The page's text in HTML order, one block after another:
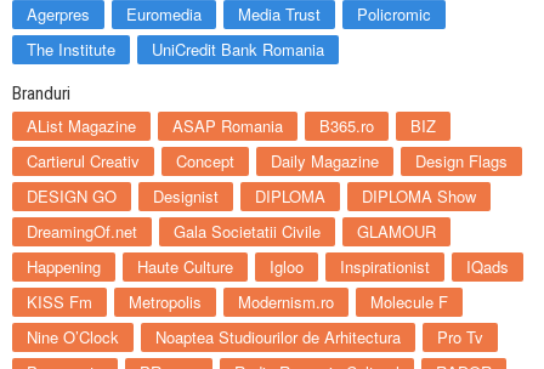
Agerpres Euromedia Media Trust
Policromic
The Institute
UniCredit Bank Romania
Branduri
AList Magazine ASAP Romania B365.ro
BIZ
Cartierul Creativ
Concept Daily Magazine
Design Flags
DESIGN GO
Designist DIPLOMA
DIPLOMA Show
DreamingOf.net
Gala Societatii Civile
GLAMOUR
Happening
Haute Culture Igloo Inspirationist
IQads
KISS Fm
Metropolis Modernism.ro
Molecule F
Nine O’Clock
Noaptea Studiourilor de Arhitectura
Pro Tv